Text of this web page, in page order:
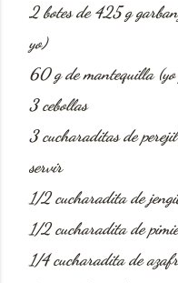
2 botes de 425 g
yo)
60 g de mantequilla (yo
3 cebollas
3 cucharaditas de
servir
1/2 cucharadita de
1/2 cucharadita de
1/4 cucharadita de